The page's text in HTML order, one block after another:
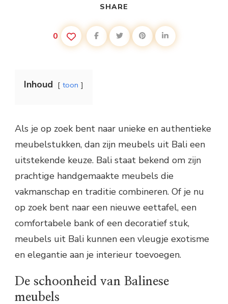
SHARE
0
Inhoud toon
Als je op zoek bent naar unieke en authentieke
meubelstukken, dan zijn meubels uit Bali een
uitstekende keuze. Bali staat bekend om zijn
prachtige handgemaakte meubels die
vakmanschap en traditie combineren. Of je nu
op zoek bent naar een nieuwe eettafel, een
comfortabele bank of een decoratief stuk,
meubels uit Bali kunnen een vleugje exotisme
en elegantie aan je interieur toevoegen.
De schoonheid van Balinese
meubels